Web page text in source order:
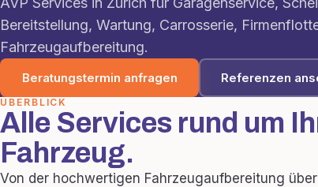
Bereitstellung, Wartung, Carrosserie,
Fahrzeugaufbereitung.
Beratungstermin anfragen Referenzen
ÜBERBLICK
Alle Services rund um
Fahrzeug.
Von der hochwertigen Fahrzeugaufbereitung